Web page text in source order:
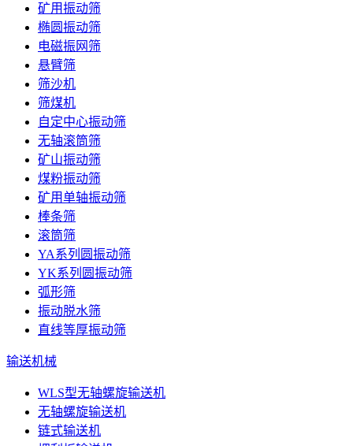
矿用振动筛
椭圆振动筛
电磁振网筛
悬臂筛
筛沙机
筛煤机
自定中心振动筛
无轴滚筒筛
矿山振动筛
煤粉振动筛
矿用单轴振动筛
棒条筛
滚筒筛
YA系列圆振动筛
YK系列圆振动筛
弧形筛
振动脱水筛
直线等厚振动筛
输送机械
WLS型无轴螺旋输送机
无轴螺旋输送机
链式输送机